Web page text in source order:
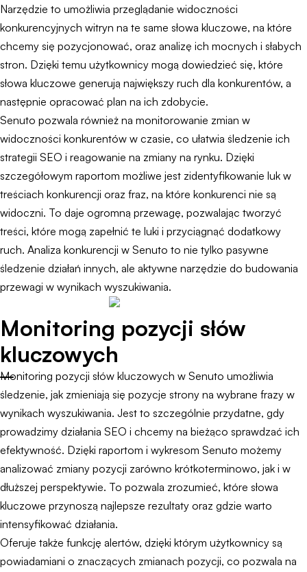
Narzędzie to umożliwia przeglądanie widoczności
konkurencyjnych witryn na te same słowa kluczowe, na które
chcemy się pozycjonować, oraz analizę ich mocnych i słabych
stron. Dzięki temu użytkownicy mogą dowiedzieć się, które
słowa kluczowe generują największy ruch dla konkurentów, a
następnie opracować plan na ich zdobycie.
Senuto pozwala również na monitorowanie zmian w
widoczności konkurentów w czasie, co ułatwia śledzenie ich
strategii SEO i reagowanie na zmiany na rynku. Dzięki
szczegółowym raportom możliwe jest zidentyfikowanie luk w
treściach konkurencji oraz fraz, na które konkurenci nie są
widoczni. To daje ogromną przewagę, pozwalając tworzyć
treści, które mogą zapełnić te luki i przyciągnąć dodatkowy
ruch. Analiza konkurencji w Senuto to nie tylko pasywne
śledzenie działań innych, ale aktywne narzędzie do budowania
przewagi w wynikach wyszukiwania.
Monitoring pozycji słów
kluczowych
Monitoring pozycji słów kluczowych w Senuto umożliwia
śledzenie, jak zmieniają się pozycje strony na wybrane frazy w
wynikach wyszukiwania. Jest to szczególnie przydatne, gdy
prowadzimy działania SEO i chcemy na bieżąco sprawdzać ich
efektywność. Dzięki raportom i wykresom Senuto możemy
analizować zmiany pozycji zarówno krótkoterminowo, jak i w
dłuższej perspektywie. To pozwala zrozumieć, które słowa
kluczowe przynoszą najlepsze rezultaty oraz gdzie warto
intensyfikować działania.
Oferuje także funkcję alertów, dzięki którym użytkownicy są
powiadamiani o znaczących zmianach pozycji, co pozwala na